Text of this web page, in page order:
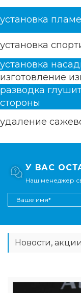
установка
установка
установка
изготовление
разводка
стороны
удаление
У ВАС
Наш менеджер
Новости,